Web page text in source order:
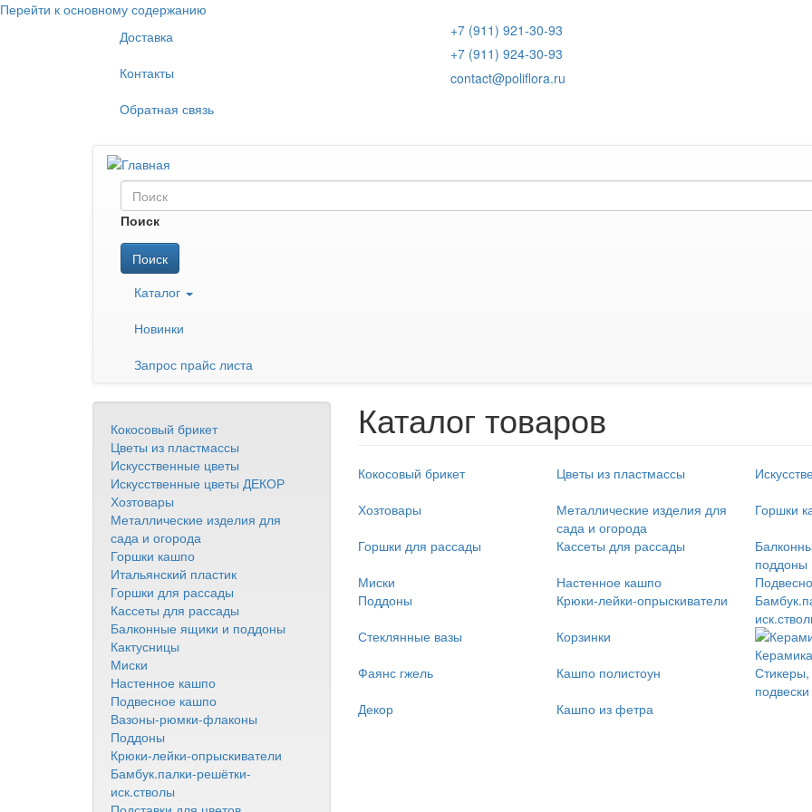
Перейти к основному содержанию
Доставка
Контакты
Обратная связь
+7 (911) 921-30-93
+7 (911) 924-30-93
contact@poliflora.ru
Поиск
Поиск
Каталог
Новинки
Запрос прайс листа
Кокосовый брикет
Цветы из пластмассы
Искусственные цветы
Искусственные цветы ДЕКОР
Хозтовары
Металлические изделия для
сада и огорода
Горшки кашпо
Итальянский пластик
Горшки для рассады
Кассеты для рассады
Балконные ящики и поддоны
Кактусницы
Миски
Настенное кашпо
Подвесное кашпо
Вазоны-рюмки-флаконы
Поддоны
Крюки-лейки-опрыскиватели
Бамбук.палки-решётки-
иск.стволы
Каталог товаров
Кокосовый брикет Цветы из пластмассы
Хозтовары
Металлические изделия для
сада и огорода
Горшки
Горшки для рассады
Кассеты для рассады
поддоны
Миски
Настенное кашпо
Поддоны
Крюки-лейки-опрыскиватели
Стеклянные вазы
Корзинки
Фаянс гжель
Кашпо полистоун
подвески
Декор
Кашпо из фетра